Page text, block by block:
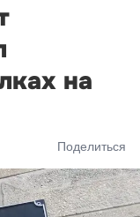
на
Поделиться